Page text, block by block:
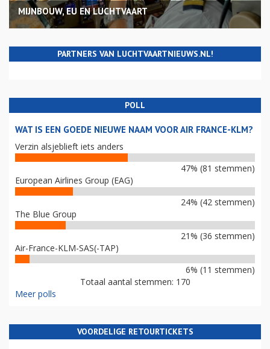
MIJNBOUW, EU EN LUCHTVAART
PARTNERS VAN LUCHTVAARTNIEUWS.NL!
POLL
WAT IS EEN GOEDE NIEUWE NAAM VOOR AIR FRANCE-KLM?
Verzin alsjeblieft iets anders
47% (81 stemmen)
European Airlines Group (EAG)
24% (42 stemmen)
The Blue Group
21% (36 stemmen)
Air-France-KLM-SAS(-TAP)
6% (11 stemmen)
Totaal aantal stemmen: 170
Meer polls
VOORDELIGE RETOURTICKETS